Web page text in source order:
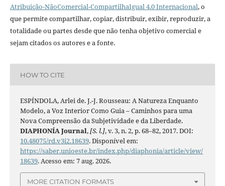
Atribuição-NãoComercial-CompartilhaIgual 4.0 Internacional, o
que permite compartilhar, copiar, distribuir, exibir, reproduzir, a
totalidade ou partes desde que não tenha objetivo comercial e
sejam citados os autores e a fonte.
HOW TO CITE
ESPÍNDOLA, Arlei de. J.-J. Rousseau: A Natureza Enquanto
Modelo, a Voz Interior Como Guia – Caminhos para uma
Nova Compreensão da Subjetividade e da Liberdade.
DIAPHONÍA Journal,[S. l.], v. 3, n. 2, p. 68–82, 2017. DOI:
10.48075/rd.v3i2.18639. Disponível em:
https://saber.unioeste.br/index.php/diaphonia/article/view/
18639. Acesso em: 7 aug. 2026.
MORE CITATION FORMATS